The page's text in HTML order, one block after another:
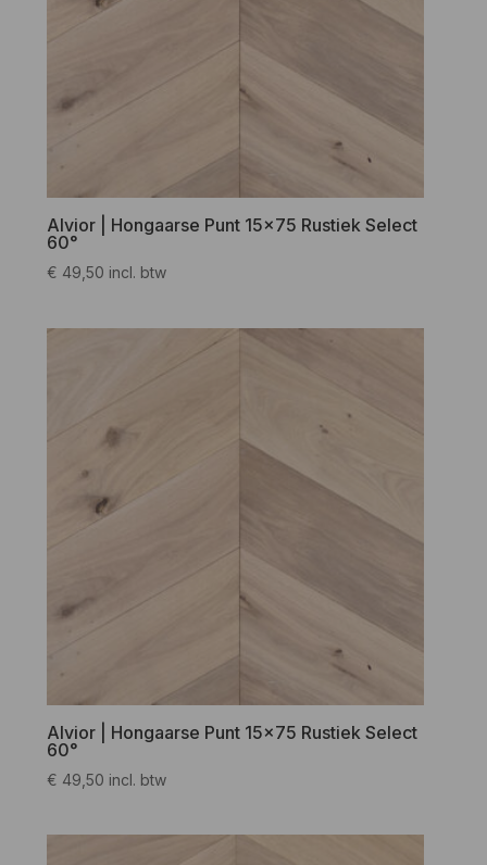
Alvior | Hongaarse Punt 15×75 Rustiek Select
60°
€ 49,50 incl. btw
Alvior | Hongaarse Punt 15×75 Rustiek Select
60°
€ 49,50 incl. btw